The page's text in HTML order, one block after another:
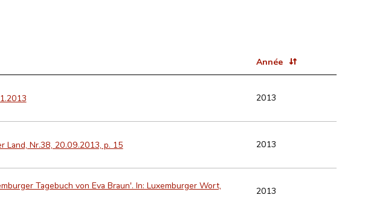
Année
2013
Land, Nr.38, 20.09.2013, p. 15 2013
Tagebuch von Eva Braun'. In: Luxemburger Wort,
2013